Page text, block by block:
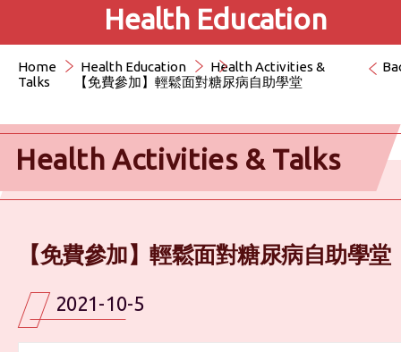
Health Education
Home Health Education
Health Activities &
Talks
【免費參加】輕鬆面對糖尿病自助學堂
Health Activities & Talks
【免費參加】輕鬆面對糖尿病自助學堂
2021-10-5